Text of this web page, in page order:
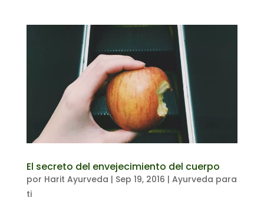
El secreto del envejecimiento del cuerpo
por Harit Ayurveda | Sep 19, 2016 | Ayurveda para
ti